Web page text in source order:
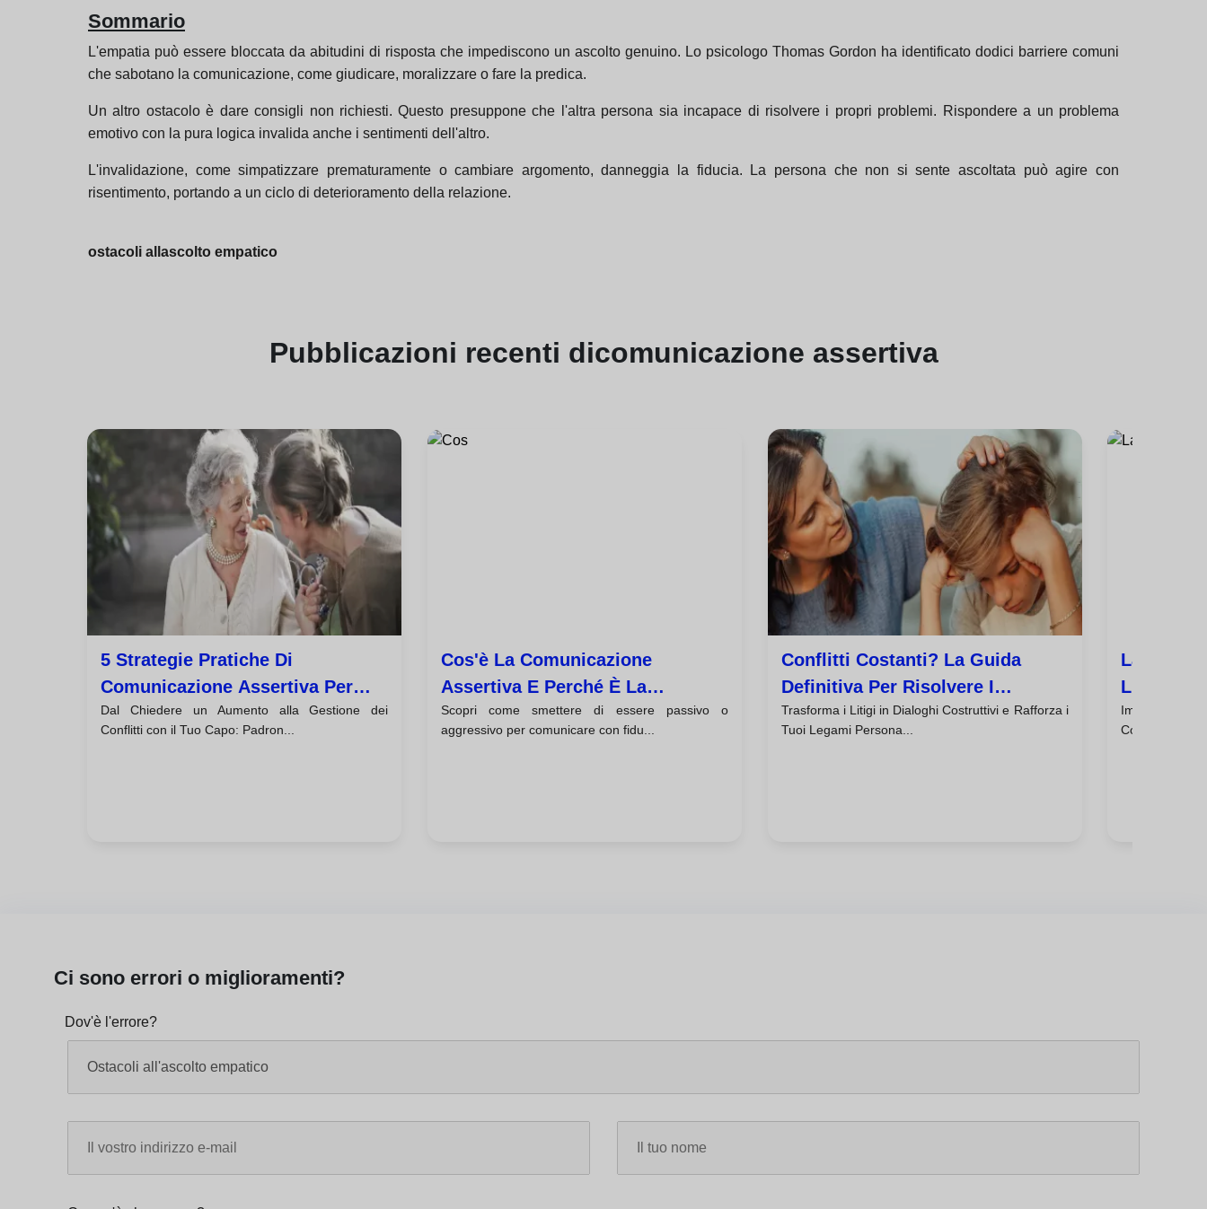
Sommario
L'empatia può essere bloccata da abitudini di risposta che impediscono un ascolto genuino. Lo psicologo Thomas Gordon ha identificato dodici barriere comuni
che sabotano la comunicazione, come giudicare, moralizzare o fare la predica.
Un altro ostacolo è dare consigli non richiesti. Questo presuppone che l'altra persona sia incapace di risolvere i propri problemi. Rispondere a un problema
emotivo con la pura logica invalida anche i sentimenti dell'altro.
L'invalidazione, come simpatizzare prematuramente o cambiare argomento, danneggia la fiducia. La persona che non si sente ascoltata può agire con
risentimento, portando a un ciclo di deterioramento della relazione.
ostacoli allascolto empatico
Pubblicazioni recenti dicomunicazione assertiva
5 Strategie Pratiche Di
Comunicazione Assertiva Per
Avere Successo Sul Lavoro
Dal Chiedere un Aumento alla Gestione dei
Conflitti con il Tuo Capo: Padron...
Cos'è La Comunicazione
Assertiva E Perché È La
Competenza Chiave Che
Trasformerà La Tua Vita?
Scopri come smettere di essere passivo o
aggressivo per comunicare con fidu...
Conflitti Costanti? La Guida
Definitiva Per Risolvere I
Disaccordi Con La
Comunicazione Assertiva
Trasforma i Litigi in Dialoghi Costruttivi e Rafforza i
Tuoi Legami Persona...
La Paura
Bisogno
Impara a
Colpa,
Ci sono errori o miglioramenti?
Dov'è l'errore?